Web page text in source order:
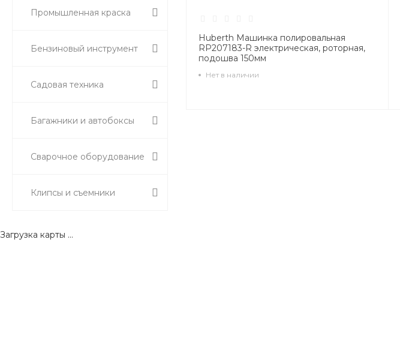
Промышленная краска
Бензиновый инструмент
Садовая техника
Багажники и автобоксы
Сварочное оборудование
Клипсы и съемники
Huberth Машинка полировальная
RP207183-R электрическая, роторная,
подошва 150мм
Нет в наличии
Загрузка карты ...